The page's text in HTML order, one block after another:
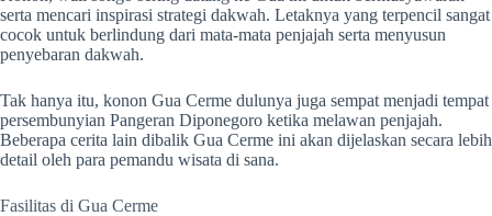
serta mencari inspirasi strategi dakwah. Letaknya yang terpencil sangat
cocok untuk berlindung dari mata-mata penjajah serta menyusun
penyebaran dakwah.
Tak hanya itu, konon Gua Cerme dulunya juga sempat menjadi tempat
persembunyian Pangeran Diponegoro ketika melawan penjajah.
Beberapa cerita lain dibalik Gua Cerme ini akan dijelaskan secara lebih
detail oleh para pemandu wisata di sana.
Fasilitas di Gua Cerme